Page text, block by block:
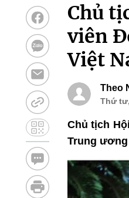
Chủ
viên
Việt
Theo
Thứ
Chủ tịch
Trung ương